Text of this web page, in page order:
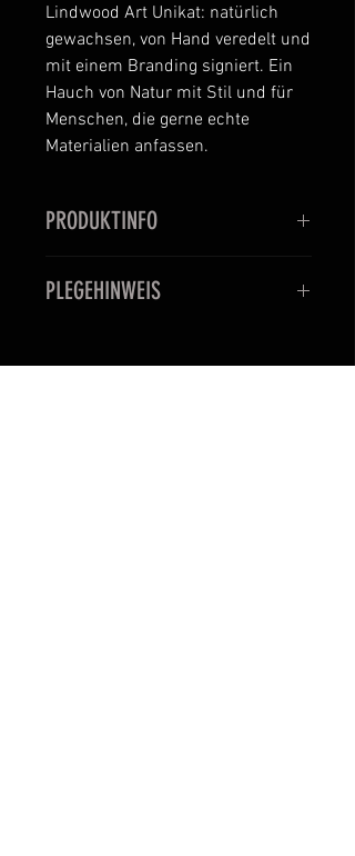
Lindwood Art Unikat: natürlich
gewachsen, von Hand veredelt und
mit einem Branding signiert. Ein
Hauch von Natur mit Stil und für
Menschen, die gerne echte
Materialien anfassen.
PRODUKTINFO
silbernen Aludraht gehalten.
PLEGEHINWEIS
2- 3 Mal pro Woche besprühen